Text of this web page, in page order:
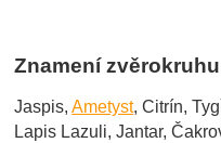
Znamení
Jaspis,Ametyst, Citrín,
Lapis Lazuli, Jantar,